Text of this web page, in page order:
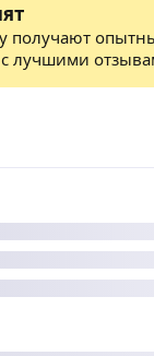
получают
лучшими